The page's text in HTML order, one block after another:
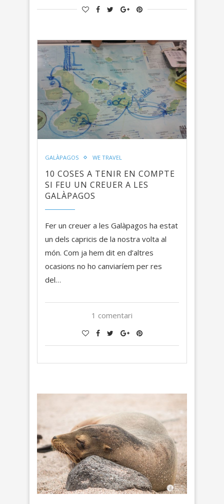
GALÀPAGOS WE TRAVEL
10 COSES A TENIR EN COMPTE
SI FEU UN CREUER A LES
GALÀPAGOS
Fer un creuer a les Galàpagos ha estat
un dels capricis de la nostra volta al
món. Com ja hem dit en d’altres
ocasions no ho canviaríem per res
del…
1 comentari